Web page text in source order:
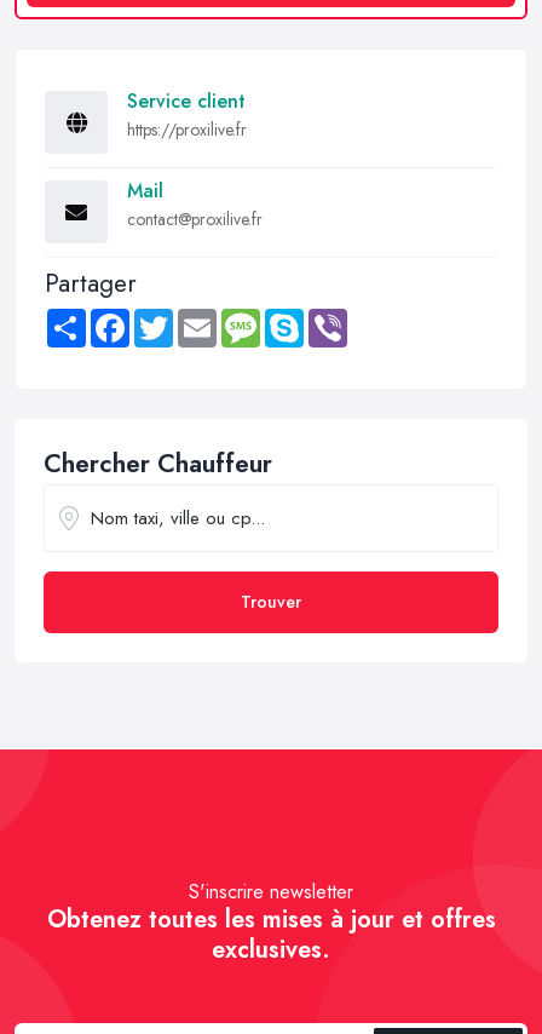
Service client
https://proxilive.fr
Mail
contact@proxilive.fr
Partager
Share FacebookTwitter Email MessageSkype
Chercher Chauffeur
Trouver
S'inscrire newsletter
Obtenez toutes les mises à jour et offres
exclusives.